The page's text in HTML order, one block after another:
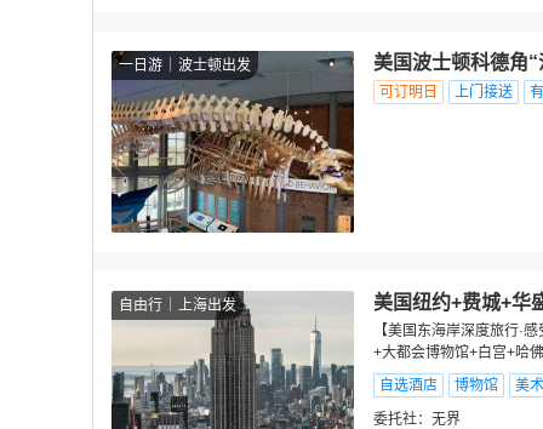
一日游 波士顿出发 美国波士顿科德角
可订明日 上门接送
自由行 上海出发 美国纽约+费城+华
【美国东海岸深度旅行·
+大都会博物馆+白宫+哈
自选酒店
博物馆
美
委托社： 无界